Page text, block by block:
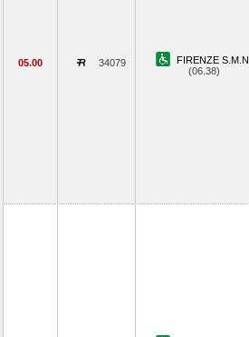
05.00 34079
FIRENZE S.M.N.
(06.38)